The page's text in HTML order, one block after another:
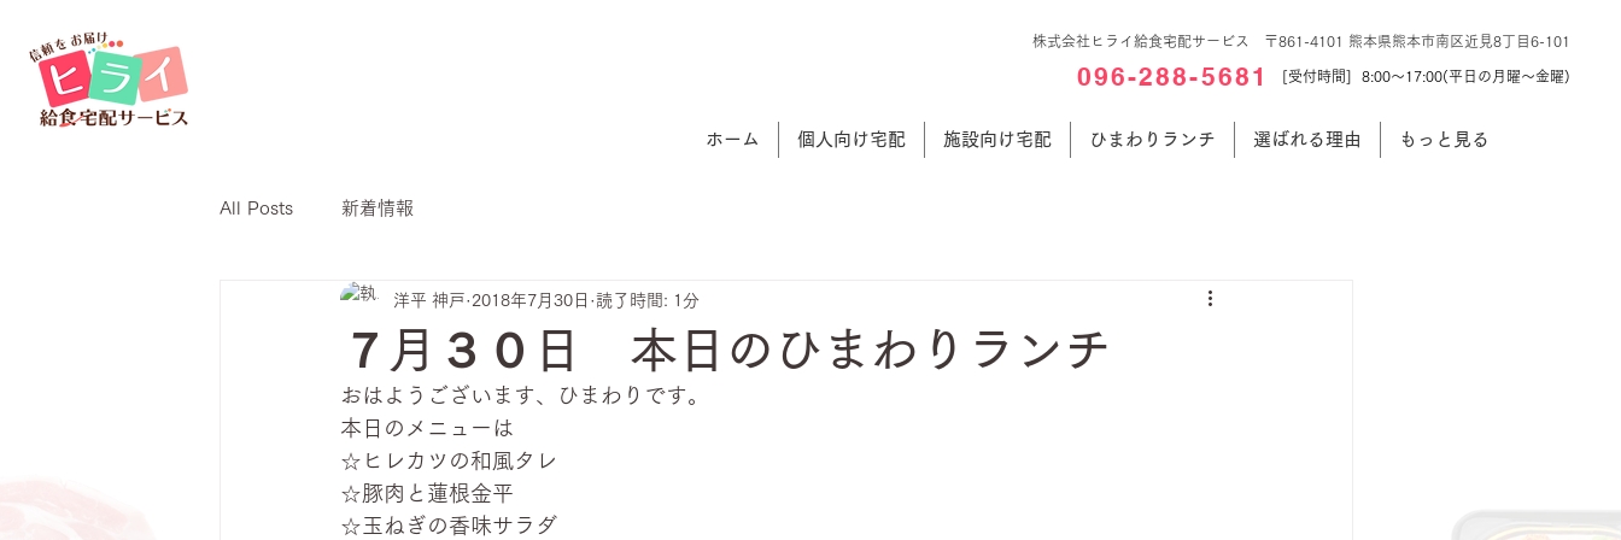
株式会社ヒライ給食宅配サービス 〒861-4101 熊本県熊本市南区近見8丁目6-101
096-288-5681 [受付時間] 8:00～17:00(平日の月曜～金曜)
ホーム 個人向け宅配 施設向け宅配 ひまわりランチ 選ばれる理由 もっと見る
All Posts 新着情報
７月３０日 本日のひまわりランチ
洋平 神戸 2018年7月30日 読了時間: 1分
おはようございます、ひまわりです。
本日のメニューは
☆ヒレカツの和風タレ
☆豚肉と蓮根金平
☆玉ねぎの香味サラダ